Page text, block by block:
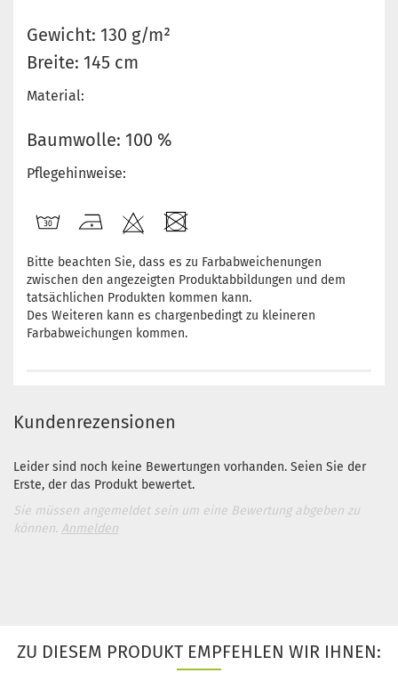
Gewicht: 130 g/m²
Breite: 145 cm
Material:
Baumwolle: 100 %
Pflegehinweise:
Bitte beachten Sie, dass es zu Farbabweichenungen
zwischen den angezeigten Produktabbildungen und dem
tatsächlichen Produkten kommen kann.
Des Weiteren kann es chargenbedingt zu kleineren
Farbabweichungen kommen.
Kundenrezensionen
Leider sind noch keine Bewertungen vorhanden. Seien Sie der
Erste, der das Produkt bewertet.
Sie müssen angemeldet sein um eine Bewertung abgeben zu
können. Anmelden
ZU DIESEM PRODUKT EMPFEHLEN WIR IHNEN: